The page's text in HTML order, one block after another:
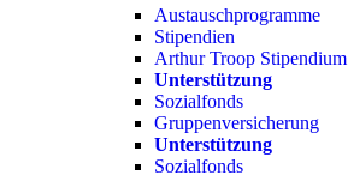
Austauschprogramme
Stipendien
Arthur Troop Stipendium
Unterstützung
Sozialfonds
Gruppenversicherung
Unterstützung
Sozialfonds